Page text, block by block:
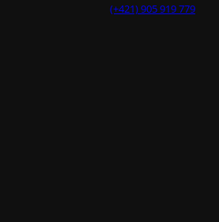
(+421) 905 919 779